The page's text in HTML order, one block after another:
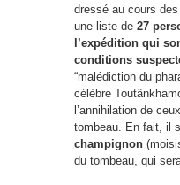
dressé au cours
une liste de 27
l’expédition qui
conditions
“malédiction du
célèbre
l’annihilation de
tombeau. En fait, il
champignon
du tombeau, qui